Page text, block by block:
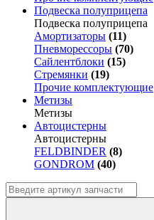
Подвеска полуприцепа
Подвеска полуприцепа
Амортизаторы (11)
Пневморессоры (70)
Сайлентблоки (15)
Стремянки (19)
Прочие комплектующие
Метизы
Метизы
Автоцистерны
Автоцистерны
FELDBINDER (8)
GONDROM (40)